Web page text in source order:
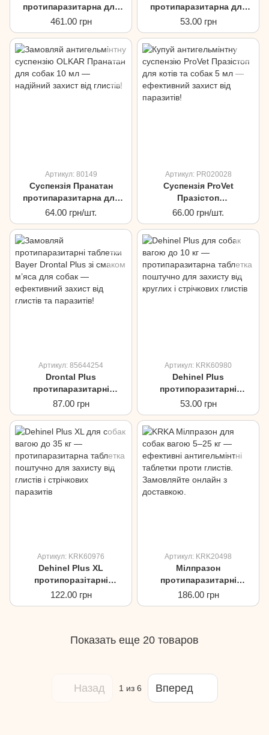
протипаразитарна для
цуценят та собак, 7,5мл
461.00 грн
протипаразитарна для
кошенят та цуценят, 5мл
53.00 грн
Артикул: 80149
Суспензія Пранатан
протипаразитарна для
собак, 10мл
64.00 грн/шт.
Артикул: PR020028
Суспензія ProVet
Празістоп
протипаразитарна для
котів та собак, 5мл
66.00 грн/шт.
Артикул: 85644254
Drontal Plus
протипаразитарні
таблетки зі смаком м'яса
для собак
87.00 грн
Артикул: KRK60980
Dehinel Plus
протипоразитарні
таблетки для собак
вагою до 10кг, 10 табл
53.00 грн
Артикул: KRK60976
Dehinel Plus XL
протипоразітарні
таблетки для собак
вагою до 35 кг
122.00 грн
Артикул: KRK20498
Мілпразон
протипаразитарні
таблетки для собак
вагою від 5 до 25кг
186.00 грн
Показать еще 20 товаров
Назад 1 из 6 Вперед